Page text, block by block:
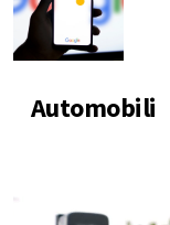
Automobili